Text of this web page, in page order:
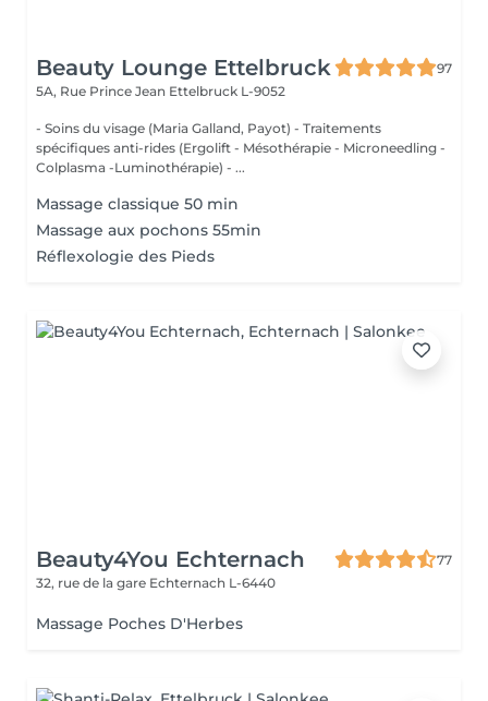
Beauty Lounge Ettelbruck
97
5A, Rue Prince Jean Ettelbruck L-9052
- Soins du visage (Maria Galland, Payot) - Traitements
spécifiques anti-rides (Ergolift - Mésothérapie - Microneedling -
Colplasma -Luminothérapie) - ...
Massage classique 50 min
Massage aux pochons 55min
Réflexologie des Pieds
Beauty4You Echternach
77
32, rue de la gare Echternach L-6440
Massage Poches D'Herbes